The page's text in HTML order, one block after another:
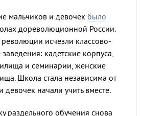
мальчиков и девочек было
дореволюционной России.
исчезли классово-
кадетские корпуса,
и семинарии, женские
Школа стала независима от
девочек начали учить вместе.
раздельного обучения снова